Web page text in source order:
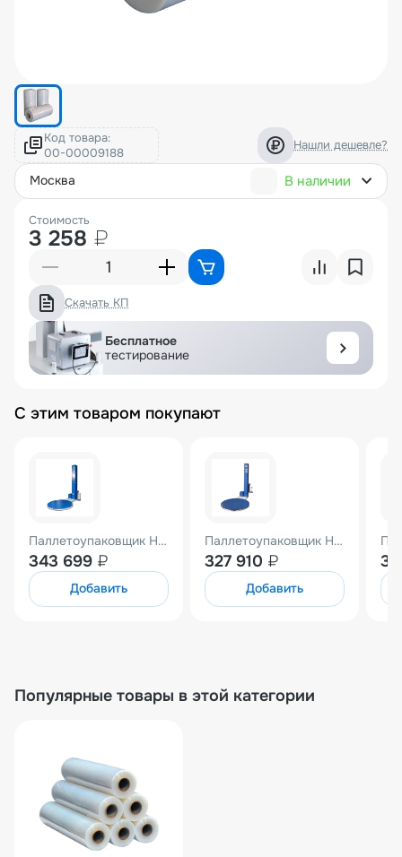
Код товара: Нашли дешевле?
москва В наличии
Стоимость
3 258 ₽
Скачать КП
Бесплатное
тестирование
С этим товаром покупают
Паллетоупаковщик HL-1650Е Pro с механическим натяжением
343 699 ₽
Добавить
Паллетоупаковщик HL-1500Е Pro с механическим натяжением
327 910 ₽
Добавить
Популярные товары в этой категории